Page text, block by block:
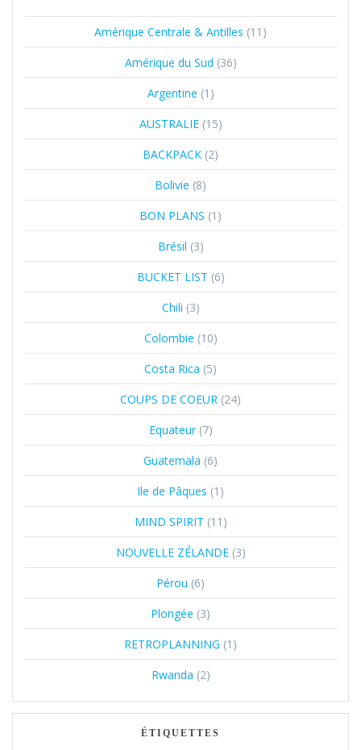
Amérique Centrale & Antilles (11)
Amérique du Sud (36)
Argentine (1)
AUSTRALIE(15)
BACKPACK (2)
Bolivie (8)
BON PLANS (1)
Brésil (3)
BUCKET LIST (6)
Chili (3)
Colombie (10)
Costa Rica (5)
COUPS DE COEUR (24)
Equateur(7)
Guatemala (6)
Ile de Pâques (1)
MIND SPIRIT (11)
NOUVELLE ZÉLANDE(3)
Pérou (6)
Plongée (3)
RETROPLANNING (1)
Rwanda (2)
ÉTIQUETTES